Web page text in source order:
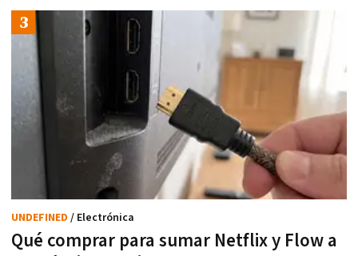
Qué comprar para sumar Netflix y Flow a
UNDEFINED / Electrónica